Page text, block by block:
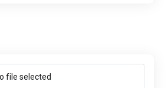
file selected